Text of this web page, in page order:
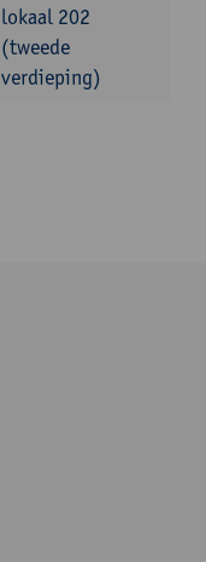
lokaal 202
(tweede
verdieping)